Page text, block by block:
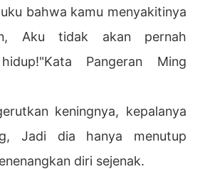
bahwa kamu menyakitinya
Aku tidak akan pernah
Pangeran Ming
keningnya, kepalanya
Jadi dia hanya menutup
diri sejenak.